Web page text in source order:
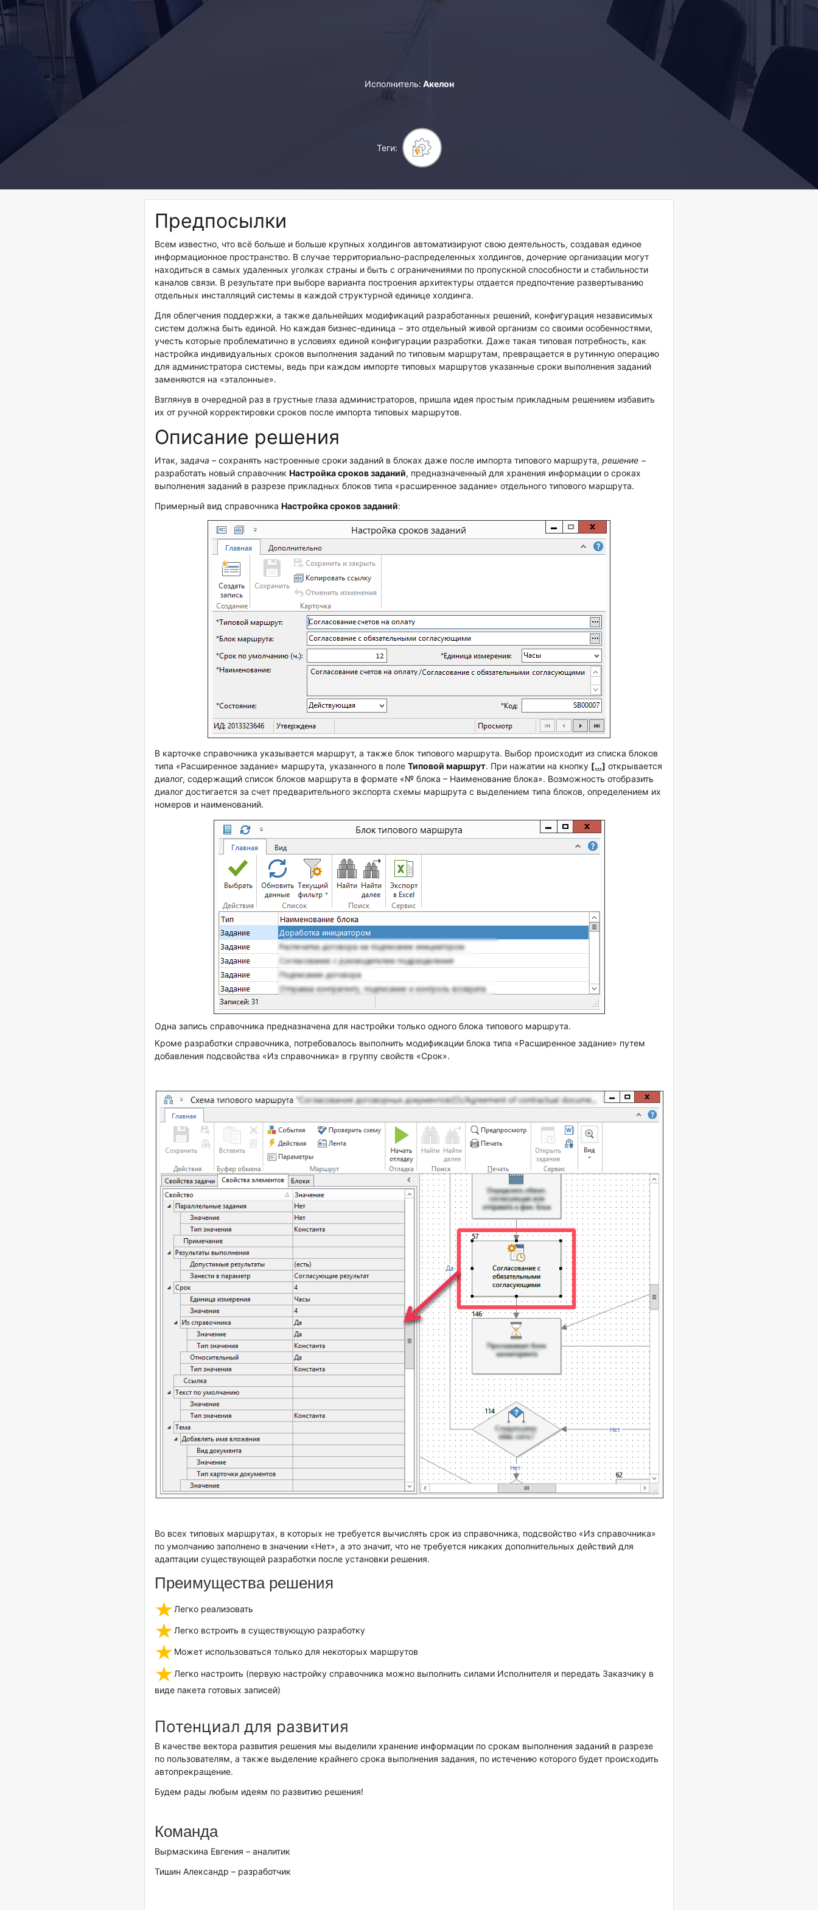
Исполнитель: Акелон
Теги:
Предпосылки
Всем известно, что всё больше и больше крупных холдингов автоматизируют свою деятельность, создавая единое
информационное пространство. В случае территориально-распределенных холдингов, дочерние организации могут
находиться в самых удаленных уголках страны и быть с ограничениями по пропускной способности и стабильности
каналов связи. В результате при выборе варианта построения архитектуры отдается предпочтение развертыванию
отдельных инсталляций системы в каждой структурной единице холдинга.
Для облегчения поддержки, а также дальнейших модификаций разработанных решений, конфигурация независимых
систем должна быть единой. Но каждая бизнес-единица − это отдельный живой организм со своими особенностями,
учесть которые проблематично в условиях единой конфигурации разработки. Даже такая типовая потребность, как
настройка индивидуальных сроков выполнения заданий по типовым маршрутам, превращается в рутинную операцию
для администратора системы, ведь при каждом импорте типовых маршрутов указанные сроки выполнения заданий
заменяются на «эталонные».
Взглянув в очередной раз в грустные глаза администраторов, пришла идея простым прикладным решением избавить
их от ручной корректировки сроков после импорта типовых маршрутов.
Описание решения
Итак, задача – сохранять настроенные сроки заданий в блоках даже после импорта типового маршрута, решение −
разработать новый справочник Настройка сроков заданий, предназначенный для хранения информации о сроках
выполнения заданий в разрезе прикладных блоков типа «расширенное задание» отдельного типового маршрута.
Примерный вид справочника Настройка сроков заданий:
В карточке справочника указывается маршрут, а также блок типового маршрута. Выбор происходит из списка блоков
типа «Расширенное задание» маршрута, указанного в поле Типовой маршрут. При нажатии на кнопку [...] открывается
диалог, содержащий список блоков маршрута в формате «№ блока – Наименование блока». Возможность отобразить
диалог достигается за счет предварительного экспорта схемы маршрута с выделением типа блоков, определением их
номеров и наименований.
Одна запись справочника предназначена для настройки только одного блока типового маршрута.
Кроме разработки справочника, потребовалось выполнить модификации блока типа «Расширенное задание» путем
добавления подсвойства «Из справочника» в группу свойств «Срок».
Во всех типовых маршрутах, в которых не требуется вычислять срок из справочника, подсвойство «Из справочника»
по умолчанию заполнено в значении «Нет», а это значит, что не требуется никаких дополнительных действий для
адаптации существующей разработки после установки решения.
Преимущества решения
Легко реализовать
Легко встроить в существующую разработку
Может использоваться только для некоторых маршрутов
Легко настроить (первую настройку справочника можно выполнить силами Исполнителя и передать Заказчику в
виде пакета готовых записей)
Потенциал для развития
В качестве вектора развития решения мы выделили хранение информации по срокам выполнения заданий в разрезе
по пользователям, а также выделение крайнего срока выполнения задания, по истечению которого будет происходить
автопрекращение.
Будем рады любым идеям по развитию решения!
Команда
Вырмаскина Евгения – аналитик
Тишин Александр – разработчик